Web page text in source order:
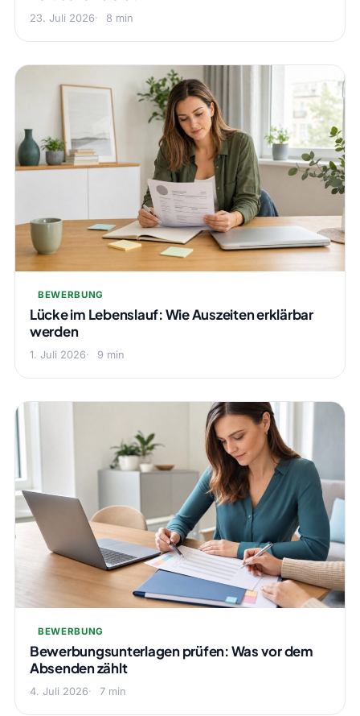
23. Juli 2026 8 min
BEWERBUNG
Lücke im Lebenslauf: Wie Auszeiten erklärbar
werden
1. Juli 2026 9 min
BEWERBUNG
Bewerbungsunterlagen prüfen: Was vor dem
Absenden zählt
4. Juli 2026 7 min